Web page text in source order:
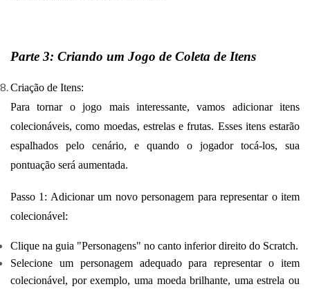
Parte 3: Criando um Jogo de Coleta de Itens
Criação de Itens:
Para tornar o jogo mais interessante, vamos adicionar itens
colecionáveis, como moedas, estrelas e frutas. Esses itens estarão
espalhados pelo cenário, e quando o jogador tocá-los, sua
pontuação será aumentada.
Passo 1: Adicionar um novo personagem para representar o item
colecionável:
Clique na guia "Personagens" no canto inferior direito do Scratch.
Selecione um personagem adequado para representar o item
colecionável, por exemplo, uma moeda brilhante, uma estrela ou